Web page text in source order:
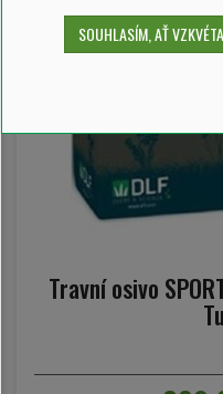
Travní osivo
SOUHLASÍM, AŤ